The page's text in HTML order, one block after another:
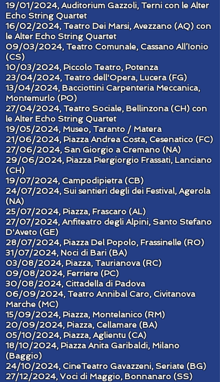
19/01/2024, Auditorium Gazzoli, Terni con le Alter
Echo String Quartet
16/02/2024, Teatro Dei Marsi, Avezzano (AQ) con
le Alter Echo String Quartet
09/03/2024, Teatro Comunale, Cassano All’Ionio
(CS)
10/03/2024, Piccolo Teatro, Potenza
23/04/2024, Teatro dell'Opera, Lucera (FG)
13/04/2024, Bacciottini Carpenteria Meccanica,
Montemurlo (PO)
27/04/2024, Teatro Sociale, Bellinzona (CH) con
le Alter Echo String Quartet
19/05/2024, Museo, Taranto / Matera
21/06/2024, Piazza Andrea Costa, Cesenatico (FC)
27/06/2024, San Giorgio a Cremano (NA)
29/06/2024, Piazza Piergiorgio Frassati, Lanciano
(CH)
19/07/2024, Campodipietra (CB)
24/07/2024, Sui sentieri degli dei Festival, Agerola
(NA)
25/07/2024, Piazza, Frascaro (AL)
27/07/2024, Anfiteatro degli Alpini, Santo Stefano
D'Aveto (GE)
28/07/2024, Piazza Del Popolo, Frassinelle (RO)
31/07/2024, Noci di Bari (BA)
03/08/2024, Piazza, Taurianova (RC)
09/08/2024, Ferriere (PC)
30/08/2024, Cittadella di Padova
06/09/2024, Teatro Annibal Caro, Civitanova
Marche (MC)
15/09/2024, Piazza, Montelanico (RM)
20/09/2024, Piazza, Cellamare (BA)
05/10/2024, Piazza, Aglientu (CA)
18/10/2024, Piazza Anita Garibaldi, Milano
(Baggio)
24/10/2024, CineTeatro Gavazzeni, Seriate (BG)
27/12/2024, Voci di Maggio, Bonnanaro (SS)